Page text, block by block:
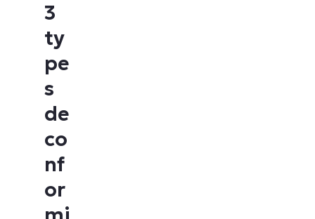
3
ty
pe
s
de
co
nf
or